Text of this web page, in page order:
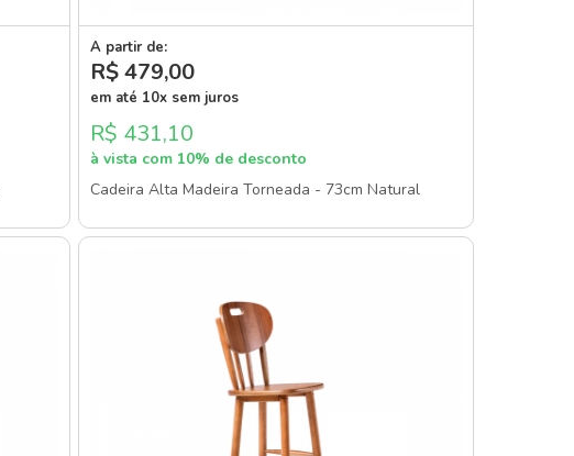
A partir de:
R$ 479,00
em até 10x sem juros
R$ 431,10
à vista com 10% de desconto
Cadeira Alta Madeira Torneada - 73cm Natural